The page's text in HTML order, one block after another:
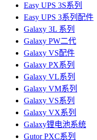
Easy UPS 3S系列
Easy UPS 3系列配件
Galaxy 3L 系列
Galaxy PW二代
Galaxy VS配件
Galaxy PX系列
Galaxy VL系列
Galaxy VM系列
Galaxy VS系列
Galaxy VX系列
Galaxy锂电池系统
Gutor PXC系列